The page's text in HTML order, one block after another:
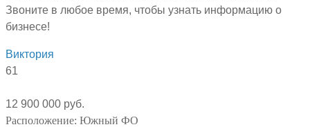
Звоните в любое время, чтобы узнать информацию о
бизнесе!
Виктория
61
12 900 000 руб.
Расположение: Южный ФО